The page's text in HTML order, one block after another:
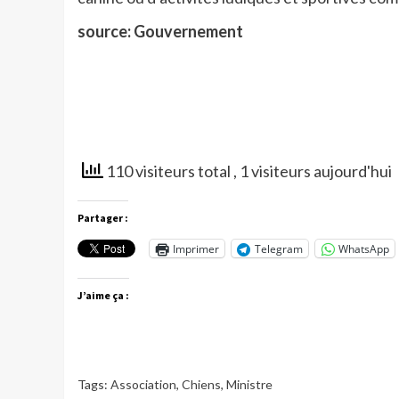
source: Gouvernement
110 visiteurs total , 1 visiteurs aujourd'hui
Partager :
Imprimer Telegram WhatsApp
J’aime ça :
Tags: Association, Chiens, Ministre